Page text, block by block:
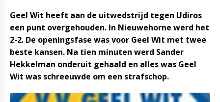
Geel Wit heeft aan de uitwedstrijd tegen Udiros
een punt overgehouden. In Nieuwehorne werd het
2-2. De openingsfase was voor Geel Wit met twee
beste kansen. Na tien minuten werd Sander
Hekkelman onderuit gehaald en alles was Geel
Wit was schreeuwde om een strafschop.